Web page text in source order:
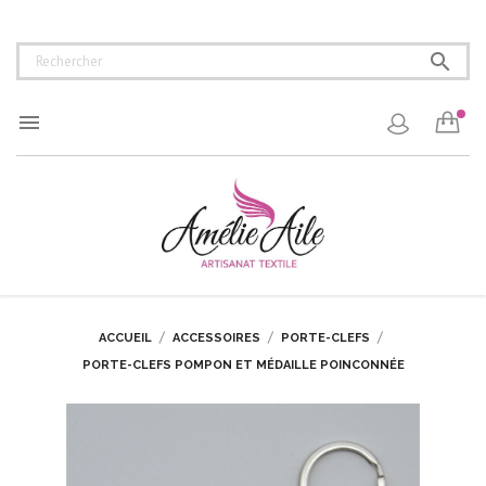


ACCUEIL ACCESSOIRES
PORTE-CLEFS
PORTE-CLEFS POMPON ET MÉDAILLE POINCONNÉE